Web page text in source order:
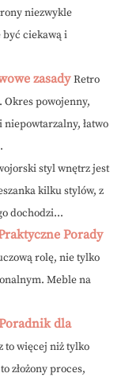
niezwykle
być ciekawą i
zasady Retro
Okres powojenny,
łatwo
styl wnętrz jest
kilku stylów, z
dochodzi...
Porady
rolę, nie tylko
Meble na
dla
to więcej niż tylko
złożony proces,